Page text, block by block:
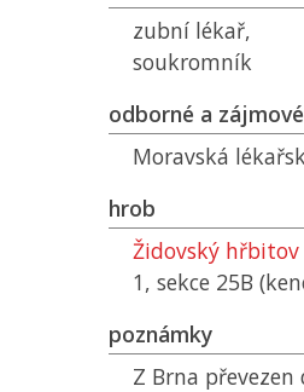
zubní lékař,
soukromník
odborné a
Moravská
hrob
Židovský hřbitov
1, sekce 25B
poznámky
Z Brna